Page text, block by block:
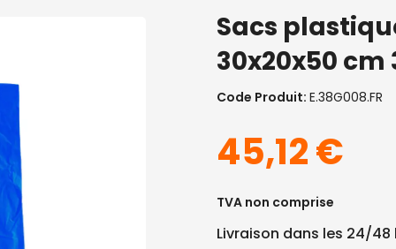
Sacs
30x20x50 cm
Code Produit: E.38G008.FR
45,12€
TVA non comprise
Livraison dans les 24/48